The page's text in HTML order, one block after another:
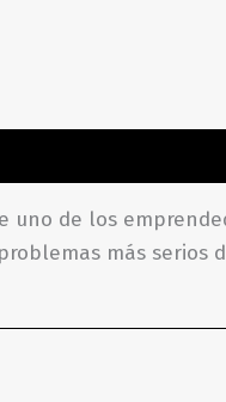
de los
más serios